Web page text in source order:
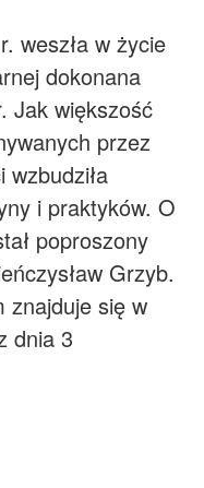
weszła w życie
dokonana
Jak większość
przez
wzbudziła
i praktyków. O
poproszony
Grzyb.
znajduje się w
dnia 3